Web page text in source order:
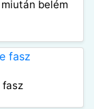
belém
fasz